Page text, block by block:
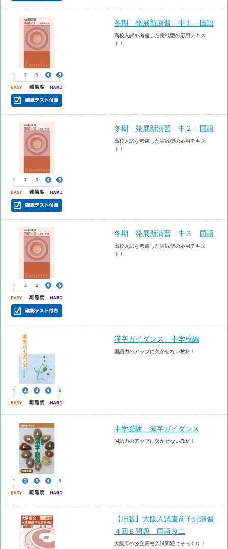
冬期 発展新演習 中１ 国語
高校入試を考慮した実戦型の応用テキス
ト！
冬期 発展新演習 中２ 国語
高校入試を考慮した実戦型の応用テキス
ト！
冬期 発展新演習 中３ 国語
高校入試を考慮した実戦型の応用テキス
ト！
漢字ガイダンス 中学校編
国語力のアップに欠かせない教材！
中学受験 漢字ガイダンス
国語力のアップに欠かせない教材！
【旧版】大阪入試直前予想演習
４回Ｂ問題 国語改二
大阪府の公立高校入試問題にそっくり！